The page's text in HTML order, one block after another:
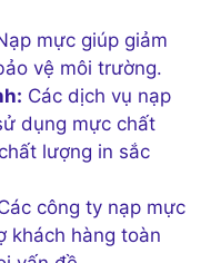
mực giúp giảm
vệ môi trường.
Các dịch vụ nạp
dụng mực chất
lượng in sắc
công ty nạp mực
khách hàng toàn